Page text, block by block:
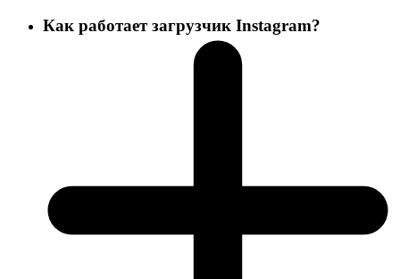
Как работает загрузчик Instagram?